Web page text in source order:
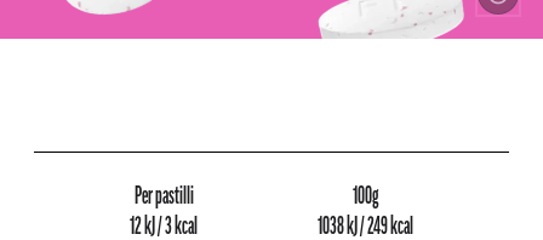
Per pastilli
12 kJ / 3 kcal
100g
1038 kJ / 249 kcal